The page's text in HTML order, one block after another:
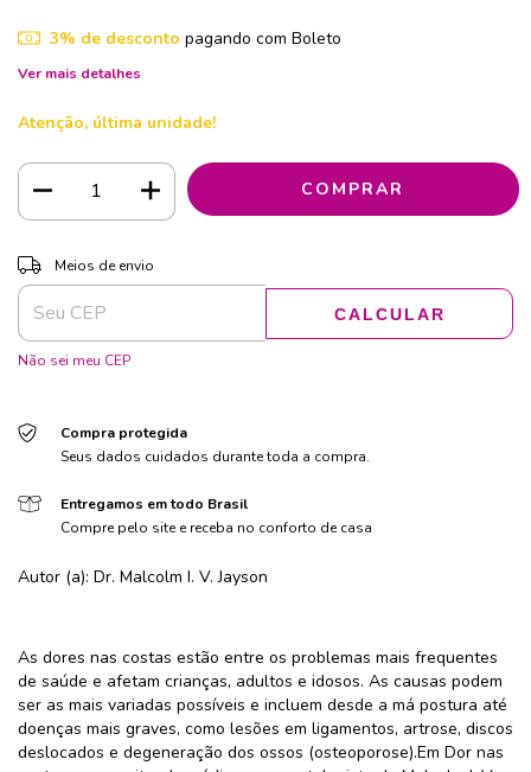
3% de desconto pagando com Boleto
Ver mais detalhes
Atenção, última unidade!
Entregas para o CEP:
Meios de envio
CALCULAR
Não sei meu CEP
Compra protegida
Seus dados cuidados durante toda a compra.
Entregamos em todo Brasil
Compre pelo site e receba no conforto de casa
Autor (a): Dr. Malcolm I. V. Jayson
As dores nas costas estão entre os problemas mais frequentes
de saúde e afetam crianças, adultos e idosos. As causas podem
ser as mais variadas possíveis e incluem desde a má postura até
doenças mais graves, como lesões em ligamentos, artrose, discos
deslocados e degeneração dos ossos (osteoporose).Em Dor nas